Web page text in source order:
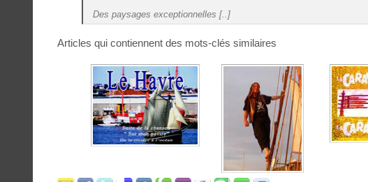
Des paysages exceptionnelles [..]
Articles qui contiennent des mots-clés similaires